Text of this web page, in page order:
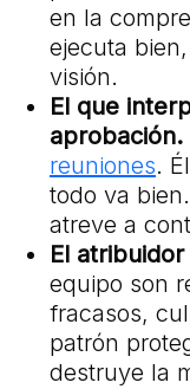
en la
ejecuta
visión.
El que
aprobación.
reuniones.
todo va
atreve a
El
equipo son
fracasos,
patrón
destruye la